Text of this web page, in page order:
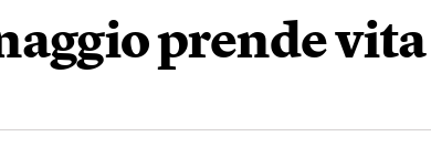
prende vita